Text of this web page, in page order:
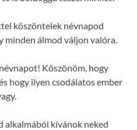
köszöntelek névnapod
minden álmod váljon valóra.
Köszönöm, hogy
hogy ilyen csodálatos ember
alkalmából kívánok neked